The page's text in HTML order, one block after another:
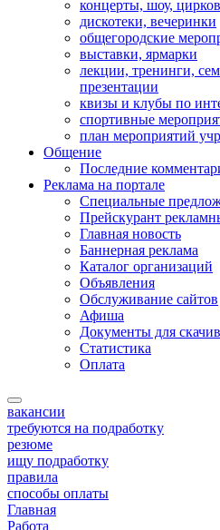
концерты, шоу,
дискотеки, вечеринки
общегородские
выставки, ярмарки
лекции, тренинги,
презентации
квизы и клубы по
спортивные
план мероприятий
Общение
Последние
Реклама на портале
Специальные
Прейскурант
Главная новость
Баннерная реклама
Каталог организаций
Объявления
Обслуживание сайтов
Афиша
Документы для
Статистика
Оплата
вакансии
требуются на подработку
резюме
ищу подработку
правила
способы оплаты
Главная
Работа